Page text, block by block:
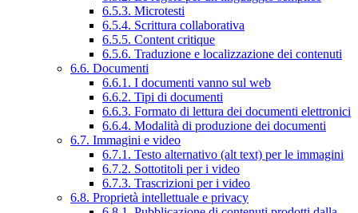
6.5.3. Microtesti
6.5.4. Scrittura collaborativa
6.5.5. Content critique
6.5.6. Traduzione e localizzazione dei contenuti
6.6. Documenti
6.6.1. I documenti vanno sul web
6.6.2. Tipi di documenti
6.6.3. Formato di lettura dei documenti elettronici
6.6.4. Modalità di produzione dei documenti
6.7. Immagini e video
6.7.1. Testo alternativo (alt text) per le immagini
6.7.2. Sottotitoli per i video
6.7.3. Trascrizioni per i video
6.8. Proprietà intellettuale e privacy